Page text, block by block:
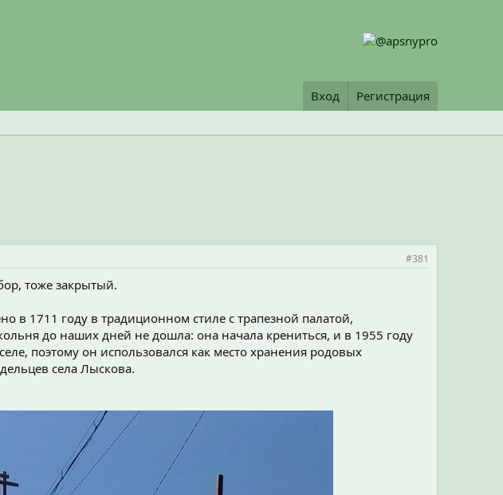
Вход Регистрация
#381
тоже закрытый.
в 1711 году в традиционном стиле с трапезной палатой,
до наших дней не дошла: она начала крениться, и в 1955 году
поэтому он использовался как место хранения родовых
села Лыскова.